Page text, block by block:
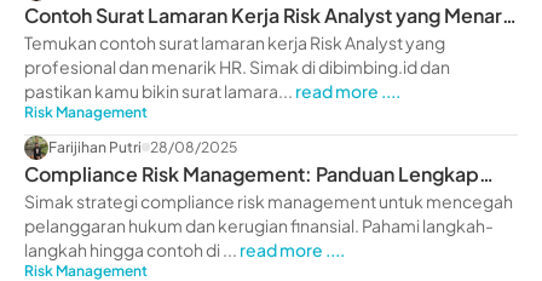
Contoh Surat Lamaran Kerja Risk Analyst yang Menarik
HR (2025)
Temukan contoh surat lamaran kerja Risk Analyst yang
profesional dan menarik HR. Simak di dibimbing.id dan
pastikan kamu bikin surat lamara... read more ....
Risk Management
Farijihan Putri 28/08/2025
Compliance Risk Management: Panduan Lengkap
untuk Mencegah Kerugian
Simak strategi compliance risk management untuk mencegah
pelanggaran hukum dan kerugian finansial. Pahami langkah-
langkah hingga contoh di ... read more ....
Risk Management